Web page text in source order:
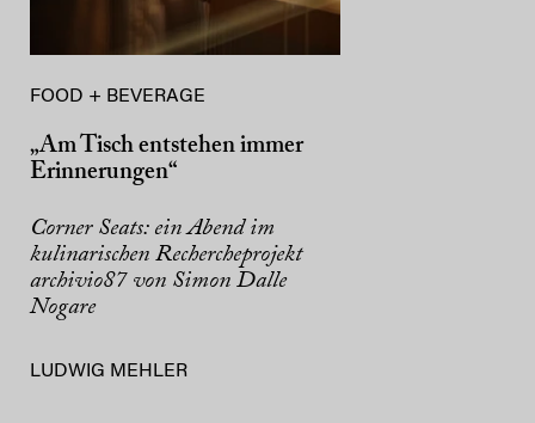
FOOD + BEVERAGE
„Am Tisch entstehen immer
Erinnerungen“
Corner Seats: ein Abend im
kulinarischen Rechercheprojekt
archivio87 von Simon Dalle
Nogare
LUDWIG MEHLER